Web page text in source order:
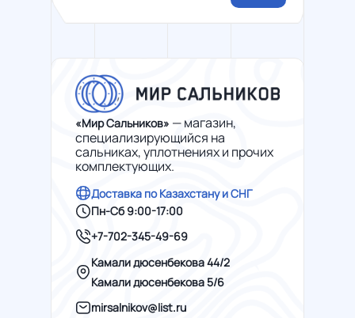
«Мир Сальников» — магазин,
специализирующийся на
сальниках, уплотнениях и прочих
комплектующих.
Доставка по Казахстану и СНГ
Пн-Сб 9:00-17:00
+7-702-345-49-69
Камали дюсенбекова 44/2
Камали дюсенбекова 5/6
mirsalnikov@list.ru